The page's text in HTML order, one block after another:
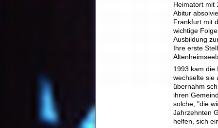
Heimatort mit
Abitur
Frankfurt mit
wichtige
Ausbildung
Ihre erste
1993 kam die
wechselte sie
übernahm
ihren
solche, "die
Jahrzehnten
helfen, sich